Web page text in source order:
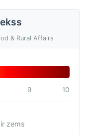
& Rural Affairs
9 10
zems